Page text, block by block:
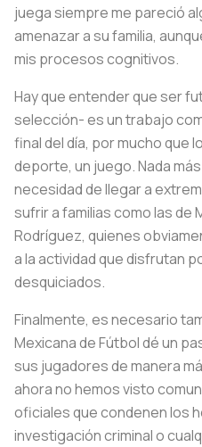
juega siempre me pareció
amenazar a su familia,
mis procesos cognitivos.
Hay que entender que ser
selección- es un trabajo
final del día, por mucho que
deporte, un juego. Nada
necesidad de llegar a
sufrir a familias como las de
Rodríguez, quienes
a la actividad que disfrutan
desquiciados.
Finalmente, es necesario
Mexicana de Fútbol dé un
sus jugadores de manera
ahora no hemos visto
oficiales que condenen los
investigación criminal o